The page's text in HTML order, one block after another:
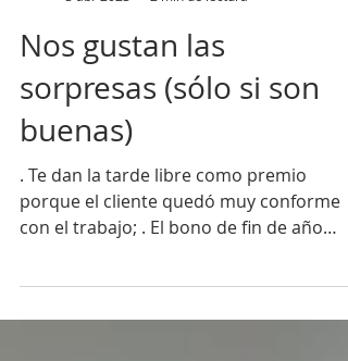
Rosana
3 abr 2023
Nos gustan las
sorpresas (sólo si son
buenas)
. Te dan la tarde libre como premio
resultó ser mayor de lo...